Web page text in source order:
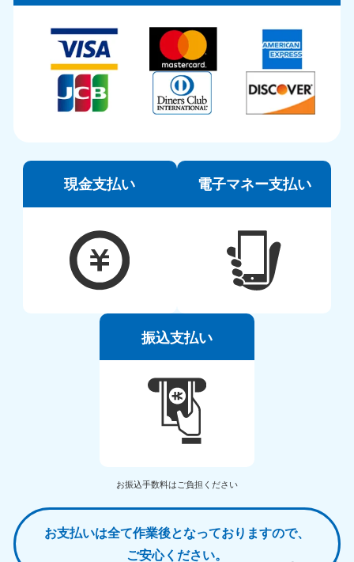
現金支払い 電子マネー支払い
振込支払い
お振込手数料はご負担ください
お支払いは全て作業後となっておりますので、
ご安心ください。